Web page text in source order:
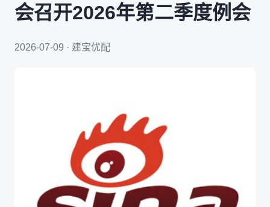
会召开2026年第二季度例会
2026-07-09 · 建宝优配